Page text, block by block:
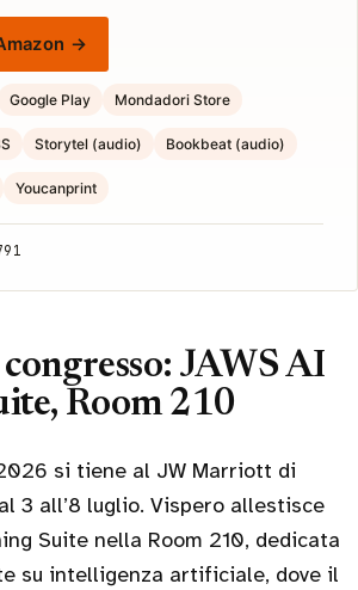
→
Google Play Mondadori Store
Storytel (audio) Bookbeat (audio)
Youcanprint
JAWS AI
Room 210
si tiene al JW Marriott di
3 all’8 luglio. Vispero allestisce
Suite nella Room 210, dedicata
su intelligenza artificiale, dove il